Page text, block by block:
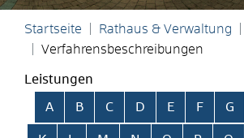
Startseite Rathaus & Verwaltung
Verfahrensbeschreibungen
Leistungen
Alphabetisches Register überspringen
A B C D E F G